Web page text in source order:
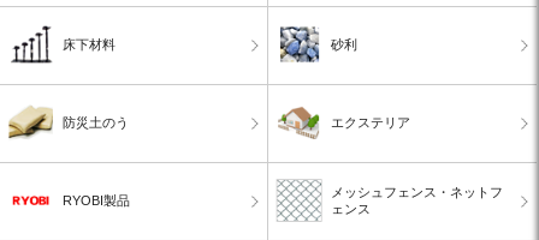
床下材料 砂利
防災土のう エクステリア
RYOBI製品
メッシュフェンス・ネットフ
ェンス